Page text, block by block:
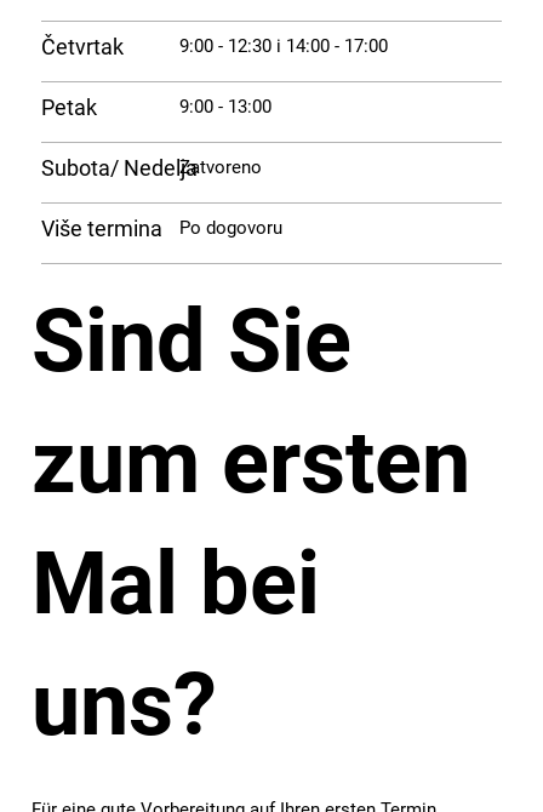
Četvrtak 9:00 - 12:30 i 14:00 - 17:00
Petak 9:00 - 13:00
Subota/ NedeljaZatvoreno
Više termina Po dogovoru
Sind Sie
zum ersten
Mal bei
uns?